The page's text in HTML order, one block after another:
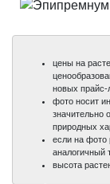
100%
100%
цены на
новых прайс-
фото носит
значительно
природных
если на фото
аналогичный
высота